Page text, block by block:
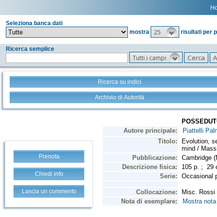
Seleziona banca dati
mostra
25 risultati per
Ricerca semplice
Tutti i campi
Ricerca su indici
Archivio di Autorità
Prenota
Chiedi info
Lascia un commento